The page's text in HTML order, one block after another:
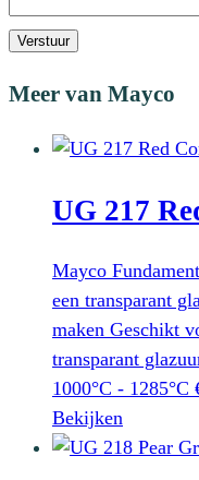
Verstuur
Meer van Mayco
UG 217
Mayco
een transparant
maken Geschikt
transparant
1000°C - 1285°C
Bekijken